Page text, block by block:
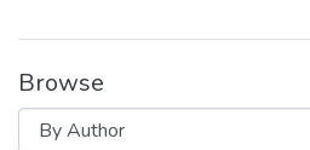
Browse